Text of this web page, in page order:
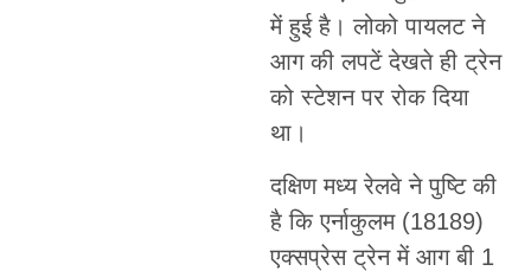
में हुई है। लोको पायलट ने
आग की लपटें देखते ही ट्रेन
को स्टेशन पर रोक दिया
था।
दक्षिण मध्य रेलवे ने पुष्टि की
है कि एर्नाकुलम (18189)
एक्सप्रेस ट्रेन में आग बी 1